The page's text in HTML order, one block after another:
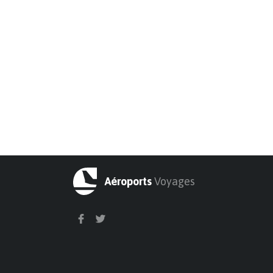
AéroportsVoyages